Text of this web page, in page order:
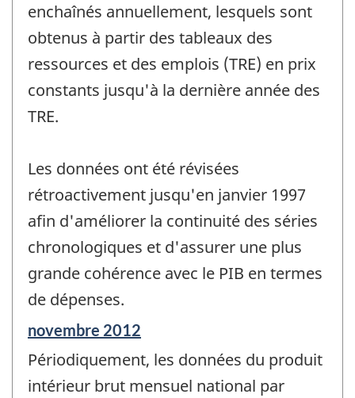
enchaînés annuellement, lesquels sont
obtenus à partir des tableaux des
ressources et des emplois (TRE) en prix
constants jusqu'à la dernière année des
TRE.
Les données ont été révisées
rétroactivement jusqu'en janvier 1997
afin d'améliorer la continuité des séries
chronologiques et d'assurer une plus
grande cohérence avec le PIB en termes
de dépenses.
Période
référence
de
novembre 2012
Périodiquement, les données du produit
intérieur brut mensuel national par